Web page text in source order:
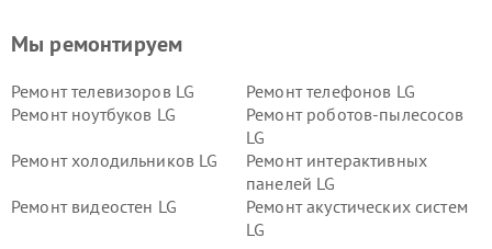
Мы ремонтируем
Ремонт телевизоров LG
Ремонт телефонов LG
Ремонт ноутбуков LG
Ремонт роботов-пылесосов
LG
Ремонт холодильников LG
Ремонт интерактивных
панелей LG
Ремонт видеостен LG
Ремонт акустических систем
LG